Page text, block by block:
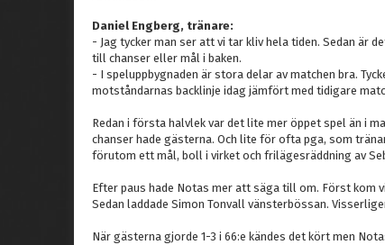
Daniel Engberg, tränare:
- Jag tycker man ser att vi tar kliv hela tiden. Sedan är
till chanser eller mål i baken.
- I speluppbygnaden är stora delar av matchen bra.
motståndarnas backlinje idag jämfört med tidigare
Redan i första halvlek var det lite mer öppet spel än i
chanser hade gästerna. Och lite för ofta pga, som
förutom ett mål, boll i virket och frilägesräddning av
Efter paus hade Notas mer att säga till om. Först kom
Sedan laddade Simon Tonvall vänsterbössan.
När gästerna gjorde 1-3 i 66:e kändes det kört men